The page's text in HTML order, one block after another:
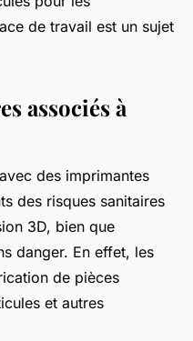
de travail est un sujet
associés à
des imprimantes
des risques sanitaires
3D, bien que
danger. En effet, les
de pièces
et autres